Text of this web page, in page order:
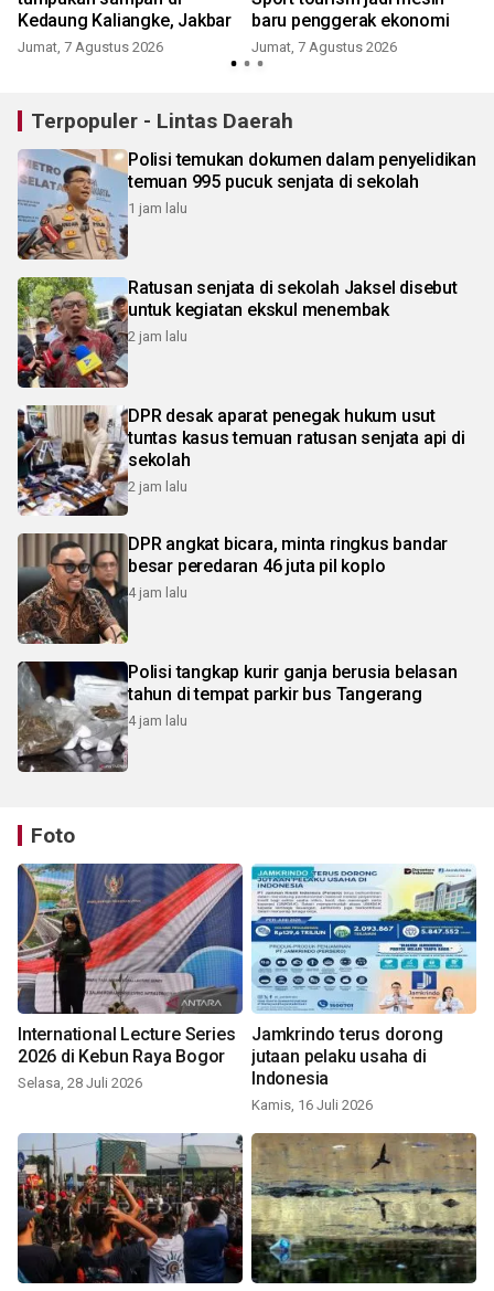
Kedaung Kaliangke, Jakbar
Jumat, 7 Agustus 2026
baru penggerak ekonomi
Jumat, 7 Agustus 2026
Terpopuler - Lintas Daerah
Polisi temukan dokumen dalam penyelidikan
temuan 995 pucuk senjata di sekolah
1 jam lalu
Ratusan senjata di sekolah Jaksel disebut
untuk kegiatan ekskul menembak
2 jam lalu
DPR desak aparat penegak hukum usut
tuntas kasus temuan ratusan senjata api di
sekolah
2 jam lalu
DPR angkat bicara, minta ringkus bandar
besar peredaran 46 juta pil koplo
4 jam lalu
Polisi tangkap kurir ganja berusia belasan
tahun di tempat parkir bus Tangerang
4 jam lalu
Foto
International Lecture Series
2026 di Kebun Raya Bogor
Selasa, 28 Juli 2026
Jamkrindo terus dorong
jutaan pelaku usaha di
Indonesia
Kamis, 16 Juli 2026